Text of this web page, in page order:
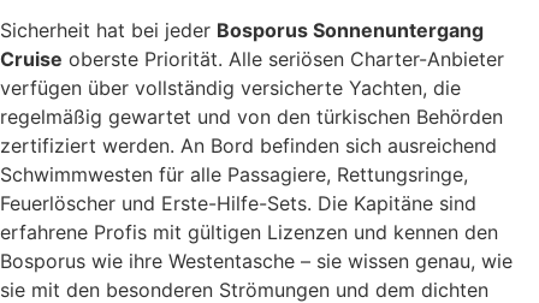
Sicherheit hat bei jeder Bosporus Sonnenuntergang
Cruise oberste Priorität. Alle seriösen Charter-Anbieter
verfügen über vollständig versicherte Yachten, die
regelmäßig gewartet und von den türkischen Behörden
zertifiziert werden. An Bord befinden sich ausreichend
Schwimmwesten für alle Passagiere, Rettungsringe,
Feuerlöscher und Erste-Hilfe-Sets. Die Kapitäne sind
erfahrene Profis mit gültigen Lizenzen und kennen den
Bosporus wie ihre Westentasche – sie wissen genau, wie
sie mit den besonderen Strömungen und dem dichten